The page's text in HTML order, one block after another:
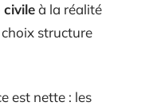
à la réalité
choix structure
est nette : les